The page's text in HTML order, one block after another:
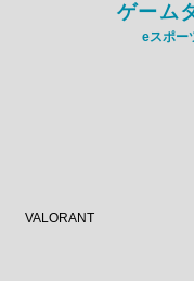
ゲーム
eスポー
VALORANT